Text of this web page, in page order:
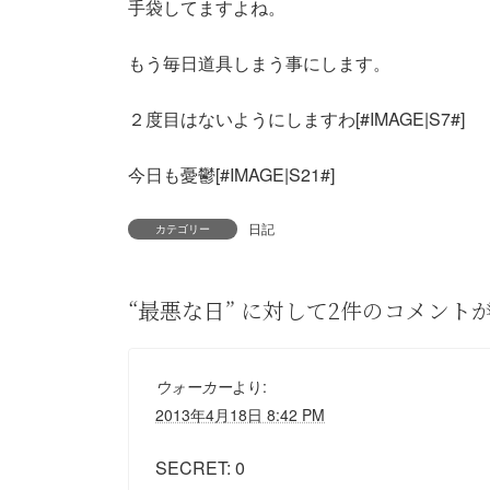
手袋してますよね。
もう毎日道具しまう事にします。
２度目はないようにしますわ[#IMAGE|S7#]
今日も憂鬱[#IMAGE|S21#]
カテゴリー 日記
“最悪な日” に対して2件のコメント
ウォーカーより:
2013年4月18日 8:42 PM
SECRET: 0